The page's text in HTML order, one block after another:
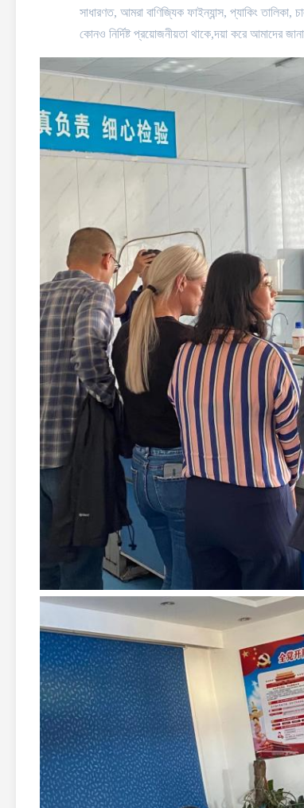
সাধারণত, আমরা বাণিজ্যিক ফাইন্যান্স, প্যাকিং
কোনও নির্দিষ্ট প্রয়োজনীয়তা থাকে,দয়া করে আমাদের